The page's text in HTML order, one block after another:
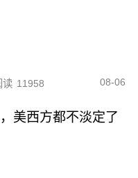
读 11958 08-06
美西方都不淡定了